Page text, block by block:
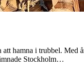
hamna i trubbel.
Stockholm…